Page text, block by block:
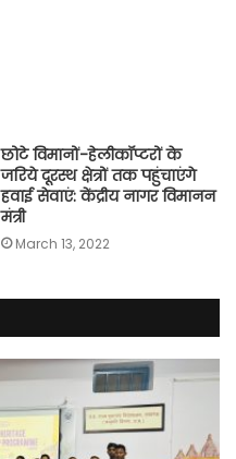
छोटे विमानों-हेलीकॉप्टरों के
जरिये दूरस्थ क्षेत्रों तक पहुंचाएंगे
हवाई सेवाएं: केंद्रीय नागर विमानन
मंत्री
March 13, 2022